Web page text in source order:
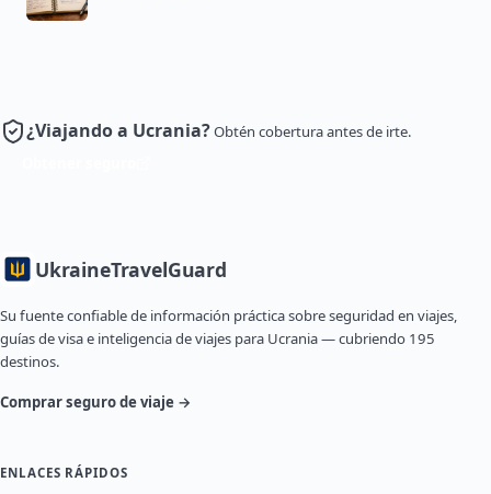
¿Viajando a Ucrania?Obtén cobertura antes de irte.
UkraineTravelGuard
Su fuente confiable de información práctica sobre seguridad en viajes,
guías de visa e inteligencia de viajes para Ucrania — cubriendo 195
destinos.
Comprar seguro de viaje →
ENLACES RÁPIDOS